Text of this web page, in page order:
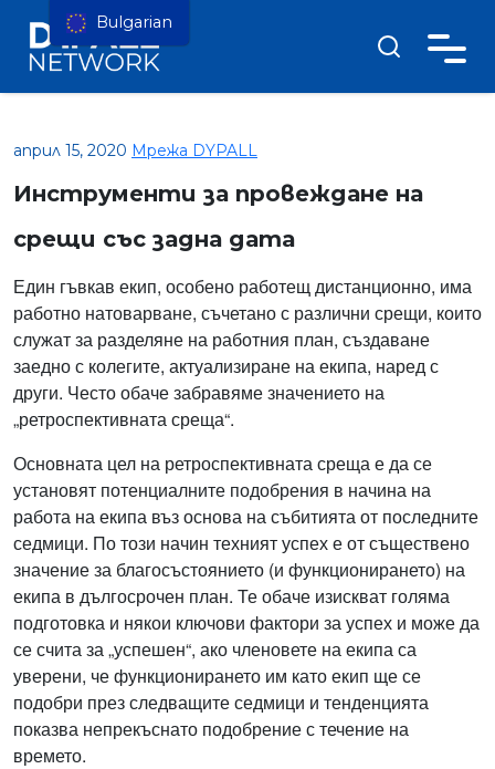
април 15, 2020 Мрежа DYPALL
Инструменти за провеждане на
срещи със задна дата
Един гъвкав екип, особено работещ дистанционно, има
работно натоварване, съчетано с различни срещи, които
служат за разделяне на работния план, създаване
заедно с колегите, актуализиране на екипа, наред с
други. Често обаче забравяме значението на
„ретроспективната среща“.
Основната цел на ретроспективната среща е да се
установят потенциалните подобрения в начина на
работа на екипа въз основа на събитията от последните
седмици. По този начин техният успех е от съществено
значение за благосъстоянието (и функционирането) на
екипа в дългосрочен план. Те обаче изискват голяма
подготовка и някои ключови фактори за успех и може да
се счита за „успешен“, ако членовете на екипа са
уверени, че функционирането им като екип ще се
подобри през следващите седмици и тенденцията
показва непрекъснато подобрение с течение на
времето.
Bulgarian